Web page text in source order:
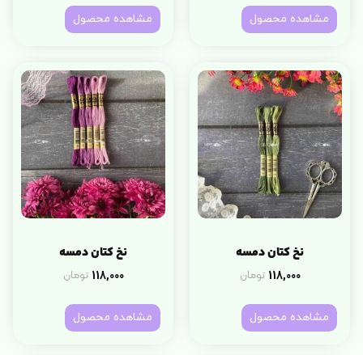
مشاهده محصول مشاهده محصول
نخ کتان دمسه
118,000 تومان
مشاهده محصول
نخ کتان دمسه
118,000 تومان
مشاهده محصول